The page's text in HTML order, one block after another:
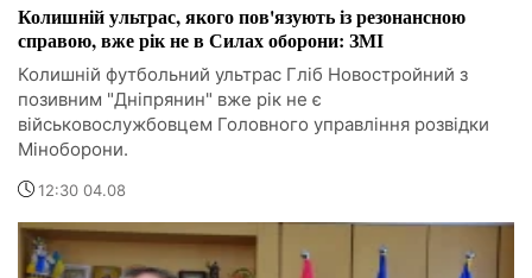
Колишній ультрас, якого пов'язують із резонансною
справою, вже рік не в Силах оборони: ЗМІ
Колишній футбольний ультрас Гліб Новостройний з
позивним "Дніпрянин" вже рік не є
військовослужбовцем Головного управління розвідки
Міноборони.
12:30 04.08